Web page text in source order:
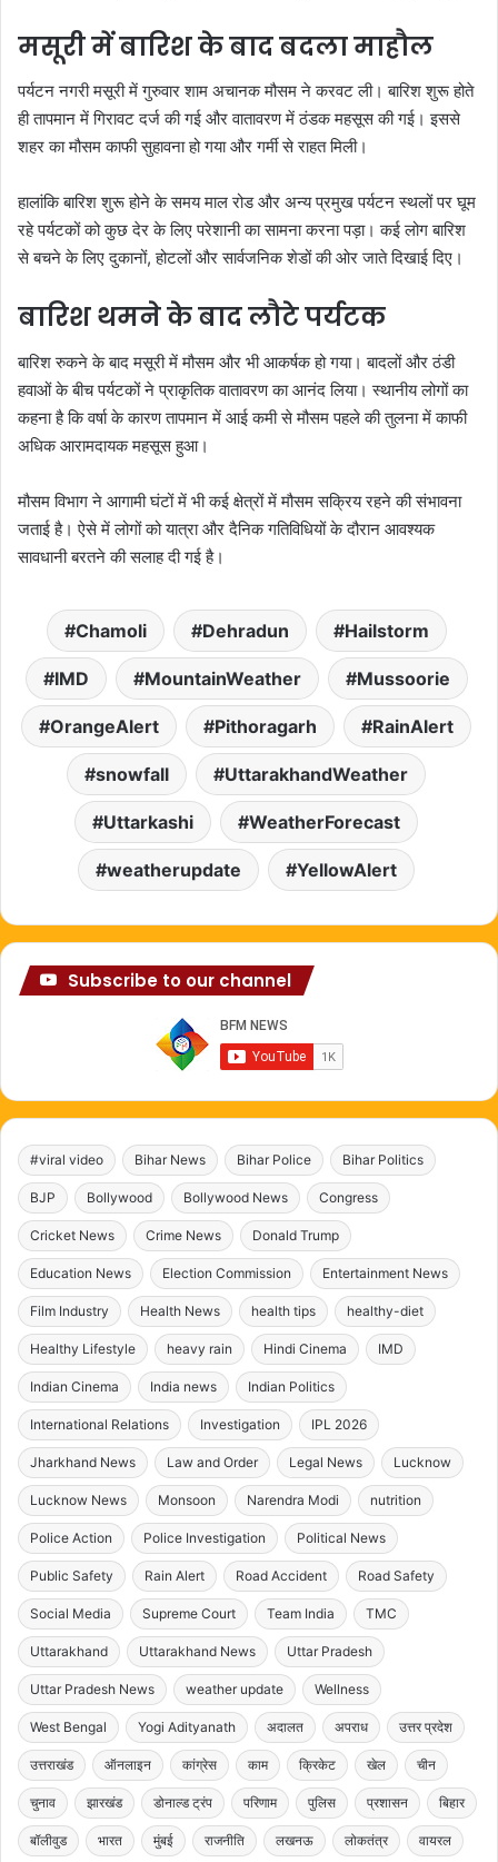
मसूरी में बारिश के बाद बदला माहौल
पर्यटन नगरी मसूरी में गुरुवार शाम अचानक मौसम ने करवट ली। बारिश शुरू होते
ही तापमान में गिरावट दर्ज की गई और वातावरण में ठंडक महसूस की गई। इससे
शहर का मौसम काफी सुहावना हो गया और गर्मी से राहत मिली।
हालांकि बारिश शुरू होने के समय माल रोड और अन्य प्रमुख पर्यटन स्थलों पर घूम
रहे पर्यटकों को कुछ देर के लिए परेशानी का सामना करना पड़ा। कई लोग बारिश
से बचने के लिए दुकानों, होटलों और सार्वजनिक शेडों की ओर जाते दिखाई दिए।
बारिश थमने के बाद लौटे पर्यटक
बारिश रुकने के बाद मसूरी में मौसम और भी आकर्षक हो गया। बादलों और ठंडी
हवाओं के बीच पर्यटकों ने प्राकृतिक वातावरण का आनंद लिया। स्थानीय लोगों का
कहना है कि वर्षा के कारण तापमान में आई कमी से मौसम पहले की तुलना में काफी
अधिक आरामदायक महसूस हुआ।
मौसम विभाग ने आगामी घंटों में भी कई क्षेत्रों में मौसम सक्रिय रहने की संभावना
जताई है। ऐसे में लोगों को यात्रा और दैनिक गतिविधियों के दौरान आवश्यक
सावधानी बरतने की सलाह दी गई है।
Chamoli Dehradun Hailstorm
IMD MountainWeather Mussoorie
OrangeAlert Pithoragarh RainAlert
snowfall UttarakhandWeather
Uttarkashi WeatherForecast
weatherupdate YellowAlert
Subscribe to our channel
#viral video Bihar News Bihar Police Bihar Politics
BJP Bollywood Bollywood News Congress
Cricket News Crime News Donald Trump
Education News Election Commission Entertainment News
Film Industry Health News health tips healthy-diet
Healthy Lifestyle heavy rain Hindi Cinema IMD
Indian Cinema India news Indian Politics
International Relations Investigation IPL 2026
Jharkhand News Law and Order Legal News Lucknow
Lucknow News Monsoon Narendra Modi nutrition
Police Action Police Investigation Political News
Public Safety Rain Alert Road Accident Road Safety
Social Media Supreme Court Team India TMC
Uttarakhand Uttarakhand News Uttar Pradesh
Uttar Pradesh News weather update Wellness
West Bengal Yogi Adityanath अदालत अपराध उत्तर प्रदेश
उत्तराखंड ऑनलाइन कांग्रेस काम क्रिकेट खेल चीन
चुनाव झारखंड डोनाल्ड ट्रंप परिणाम पुलिस प्रशासन बिहार
बॉलीवुड भारत मुंबई राजनीति लखनऊ लोकतंत्र वायरल